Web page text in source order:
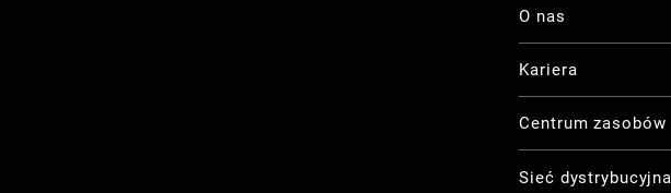
O nas
Kariera
Centrum zasobów
Sieć dystrybucyjna